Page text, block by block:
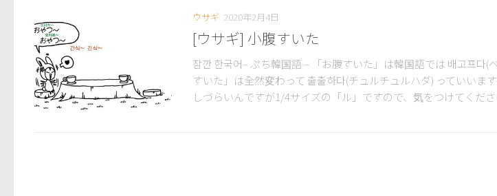
ウサギ 2020年2月4日
[ウサギ] 小腹すいた
잠깐 한국어– ぷち韓国語 – 「お腹すいた」は韓国語では 배고프다
すいた」は全然変わって 출출하다(チュルチュルハダ) っていい
しづらいんですが1/4サイズの「ル」ですので、気をつけてくださ